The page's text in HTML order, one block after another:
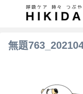
無題